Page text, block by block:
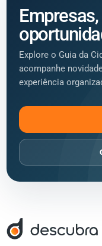
Explore o Guia da
acompanhe
experiência